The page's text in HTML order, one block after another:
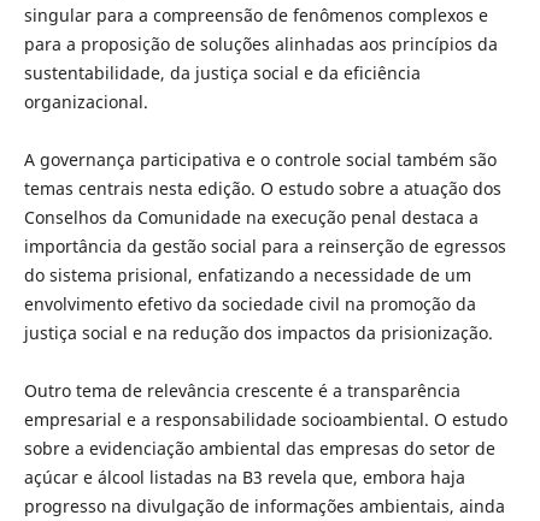
singular para a compreensão de fenômenos complexos e
para a proposição de soluções alinhadas aos princípios da
sustentabilidade, da justiça social e da eficiência
organizacional.
A governança participativa e o controle social também são
temas centrais nesta edição. O estudo sobre a atuação dos
Conselhos da Comunidade na execução penal destaca a
importância da gestão social para a reinserção de egressos
do sistema prisional, enfatizando a necessidade de um
envolvimento efetivo da sociedade civil na promoção da
justiça social e na redução dos impactos da prisionização.
Outro tema de relevância crescente é a transparência
empresarial e a responsabilidade socioambiental. O estudo
sobre a evidenciação ambiental das empresas do setor de
açúcar e álcool listadas na B3 revela que, embora haja
progresso na divulgação de informações ambientais, ainda